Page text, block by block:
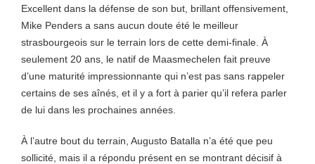
Excellent dans la défense de son but, brillant offensivement,
Mike Penders a sans aucun doute été le meilleur
strasbourgeois sur le terrain lors de cette demi-finale. À
seulement 20 ans, le natif de Maasmechelen fait preuve
d’une maturité impressionnante qui n’est pas sans rappeler
certains de ses aînés, et il y a fort à parier qu’il refera parler
de lui dans les prochaines années.
À l’autre bout du terrain, Augusto Batalla n’a été que peu
sollicité, mais il a répondu présent en se montrant décisif à